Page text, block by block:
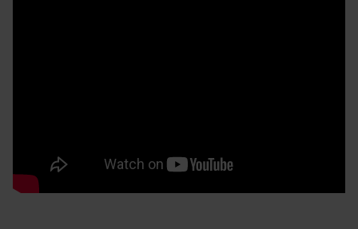
Affiniteit met ouderenzorg en een passie voor het
welzijn van bewoners